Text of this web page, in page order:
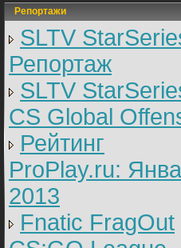
Репортажи
SLTV
Репортаж
SLTV
CS Global
Рейтинг
ProPlay.ru:
2013
Fnatic FragOut